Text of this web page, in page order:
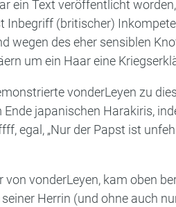
ein Text veröffentlicht
Inbegriff (britischer)
wegen des eher sensiblen
um ein Haar eine
vonderLeyen zu
japanischen Harakiris,
egal, „Nur der Papst ist
vonderLeyen, kam oben
Herrin (und ohne auch